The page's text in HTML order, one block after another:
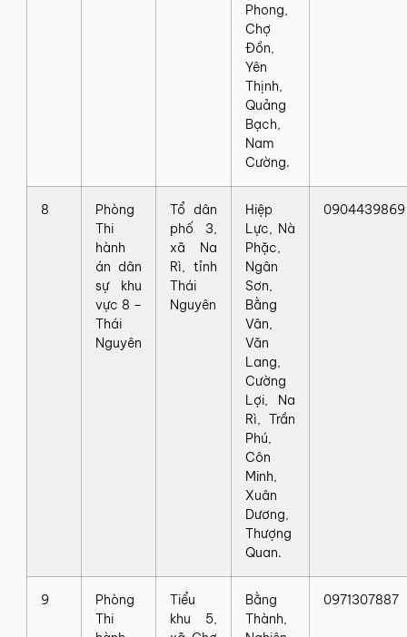
Phong,
Chợ
Đồn,
Yên
Thịnh,
Quảng
Bạch,
Nam
Cường.
8
Phòng
Thi
hành
án dân
sự khu
vực 8 –
Thái
Nguyên
Tổ dân
phố 3,
xã Na
Rì, tỉnh
Thái
Nguyên
Hiệp
Lực, Nà
Phặc,
Ngân
Sơn,
Bằng
Vân,
Văn
Lang,
Cường
Lợi, Na
Rì, Trần
Phú,
Côn
Minh,
Xuân
Dương,
Thượng
Quan.
0904439869
9
Phòng
Thi
Tiểu
khu 5,
Bằng
Thành,
0971307887